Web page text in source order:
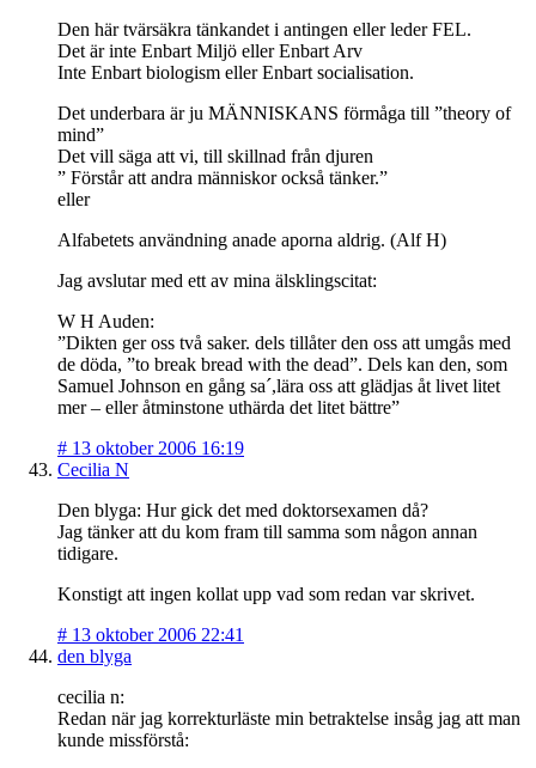
Den här tvärsäkra tänkandet i antingen eller leder FEL.
Det är inte Enbart Miljö eller Enbart Arv
Inte Enbart biologism eller Enbart socialisation.
Det underbara är ju MÄNNISKANS förmåga till ”theory of
mind”
Det vill säga att vi, till skillnad från djuren
” Förstår att andra människor också tänker.”
eller
Alfabetets användning anade aporna aldrig. (Alf H)
Jag avslutar med ett av mina älsklingscitat:
W H Auden:
”Dikten ger oss två saker. dels tillåter den oss att umgås med
de döda, ”to break bread with the dead”. Dels kan den, som
Samuel Johnson en gång sa´,lära oss att glädjas åt livet litet
mer – eller åtminstone uthärda det litet bättre”
# 13 oktober 2006 16:19
Cecilia N
Den blyga: Hur gick det med doktorsexamen då?
Jag tänker att du kom fram till samma som någon annan
tidigare.
Konstigt att ingen kollat upp vad som redan var skrivet.
# 13 oktober 2006 22:41
den blyga
cecilia n:
Redan när jag korrekturläste min betraktelse insåg jag att man
kunde missförstå: